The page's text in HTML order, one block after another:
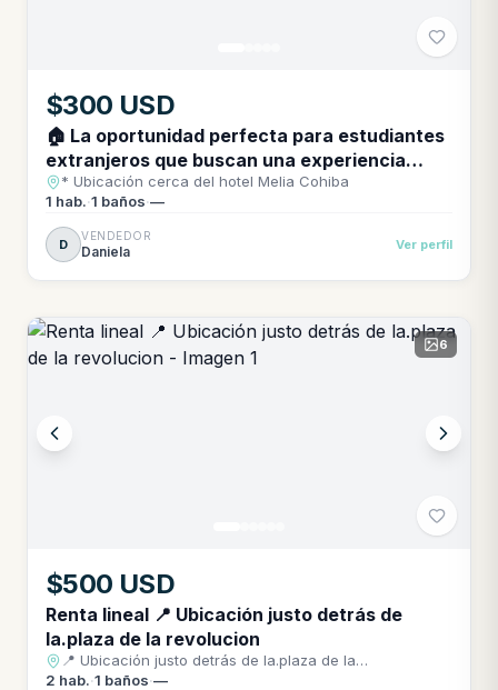
$300 USD
🏠 La oportunidad perfecta para estudiantes
extranjeros que buscan una experiencia
única en Cuba. * Ubicación cerca del hotel
Melia Cohiba
* Ubicación cerca del hotel Melia Cohiba
1 hab.·1 baños·—
D
VENDEDOR
Daniela Ver perfil
6
$500 USD
Renta lineal 📍 Ubicación justo detrás de
la.plaza de la revolucion
📍 Ubicación justo detrás de la.plaza de la
revolucion.Ermita entre san pedro y pedro perez.
2 hab.·1 baños·—